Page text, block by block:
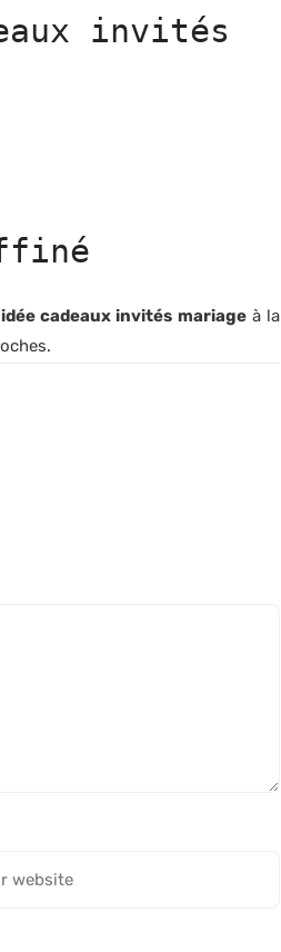
invités
idée cadeaux invités mariageà la